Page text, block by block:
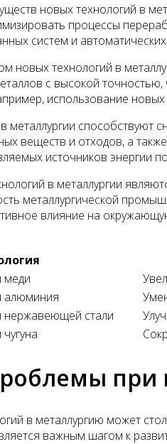
новых технологий в
процессы
систем и
новых технологий в
с высокой
использование новых
металлургии
веществ и отходов, а
источников энергии
в металлургии
металлургической
влияние на
меди
алюминия
нержавеющей стали
при
в металлургию может
важным шагом к